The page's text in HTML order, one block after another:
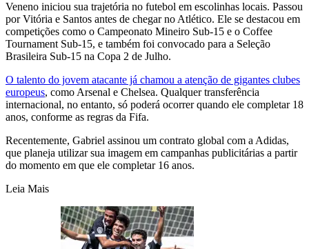
Veneno iniciou sua trajetória no futebol em escolinhas locais. Passou
por Vitória e Santos antes de chegar no Atlético. Ele se destacou em
competições como o Campeonato Mineiro Sub-15 e o Coffee
Tournament Sub-15, e também foi convocado para a Seleção
Brasileira Sub-15 na Copa 2 de Julho.
O talento do jovem atacante já chamou a atenção de gigantes clubes
europeus, como Arsenal e Chelsea. Qualquer transferência
internacional, no entanto, só poderá ocorrer quando ele completar 18
anos, conforme as regras da Fifa.
Recentemente, Gabriel assinou um contrato global com a Adidas,
que planeja utilizar sua imagem em campanhas publicitárias a partir
do momento em que ele completar 16 anos.
Leia Mais